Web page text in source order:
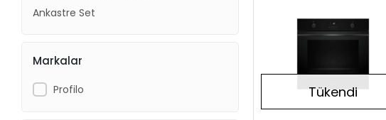
Ankastre Set
Markalar
Profilo Tükendi